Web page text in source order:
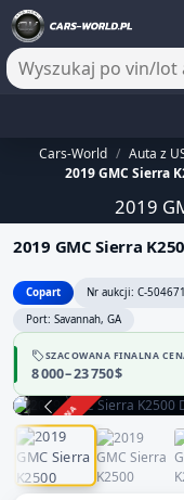
Cars-World / Auta z
2019 GMC Sierra
2019
2019 GMC Sierra
Copart Nr aukcji: C-
Port: Savannah, GA
SZACOWANA FINALNA
8 000 – 23 750 $
ZAKOŃCZONA